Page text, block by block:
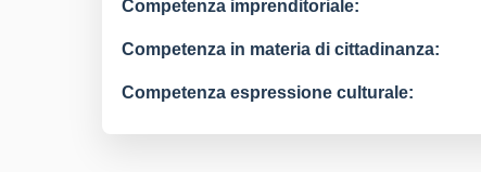
Competenza imprenditoriale:
Competenza in materia di cittadinanza:
Competenza espressione culturale: